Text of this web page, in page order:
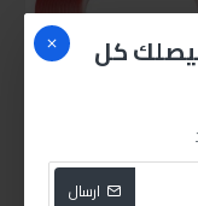
كل
ارسال
1سم5متر